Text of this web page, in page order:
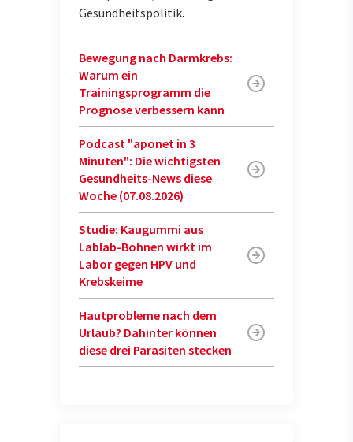
Gesundheitspolitik.
Bewegung nach Darmkrebs:
Warum ein
Trainingsprogramm die
Prognose verbessern kann
Podcast "aponet in 3
Minuten": Die wichtigsten
Gesundheits-News diese
Woche (07.08.2026)
Studie: Kaugummi aus
Lablab-Bohnen wirkt im
Labor gegen HPV und
Krebskeime
Hautprobleme nach dem
Urlaub? Dahinter können
diese drei Parasiten stecken